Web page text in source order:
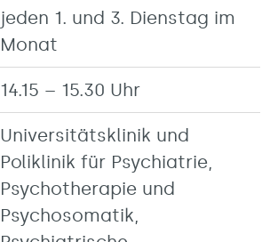
jeden 1. und 3. Dienstag im
Monat
14.15 – 15.30 Uhr
Universitätsklinik und
Poliklinik für Psychiatrie,
Psychotherapie und
Psychosomatik,